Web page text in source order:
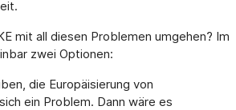
mit all diesen Problemen umgehen? Im
zwei Optionen:
die Europäisierung von
ein Problem. Dann wäre es